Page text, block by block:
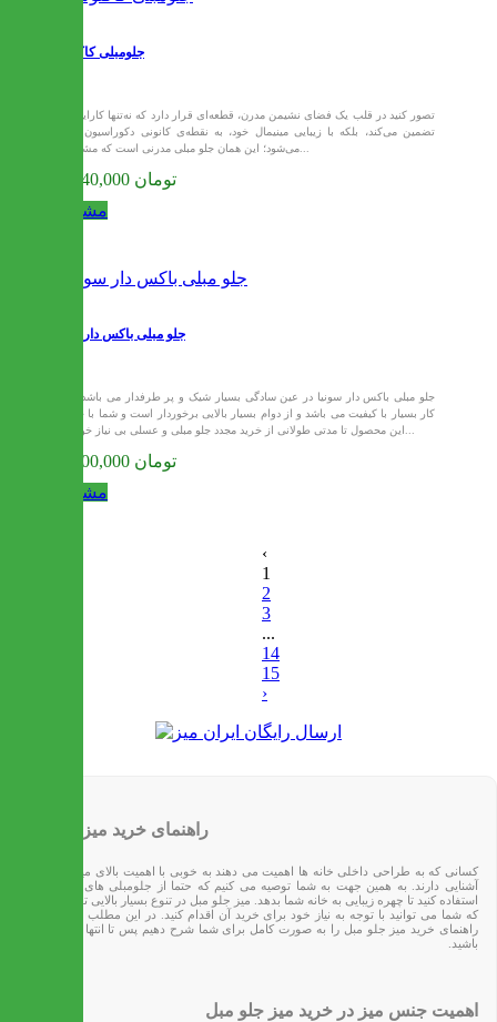
جلومبلی کاکتوس
تصور کنید در قلب یک فضای نشیمن مدرن، قطعه‌ای قرار دارد که نه‌تنها کارایی را
تضمین می‌کند، بلکه با زیبایی مینیمال خود، به نقطه‌ی کانونی دکوراسیون بدل
15,040,000 تومان
مشاهده
جلو مبلی باکس دار سونیا
جلو مبلی باکس دار سونیا در عین سادگی بسیار شیک و پر طرفدار می باشد.این
کار بسیار با کیفیت می باشد و از دوام بسیار بالایی برخوردار است و شما با خرید
این محصول تا مدتی طولانی از خرید مجدد جلو مبلی و عسلی بی نیاز خواهید...
16,000,000 تومان
مشاهده
‹
1
2
3
...
14
15
›
راهنمای خرید میز جلو مبل
کسانی که به طراحی داخلی خانه ها اهمیت می دهند به خوبی با اهمیت بالای میز جلوی مبل
آشنایی دارند. به همین جهت به شما توصیه می کنیم که حتما از جلومبلی های زیبا و جذاب
استفاده کنید تا چهره زیبایی به خانه شما بدهد. میز جلو مبل در تنوع بسیار بالایی تولید می شود
که شما می توانید با توجه به نیاز خود برای خرید آن اقدام کنید. در این مطلب قصد داریم تا
راهنمای خرید میز جلو مبل را به صورت کامل برای شما شرح دهیم پس تا انتها با ماه همراه
باشید.
اهمیت جنس میز در خرید میز جلو مبل